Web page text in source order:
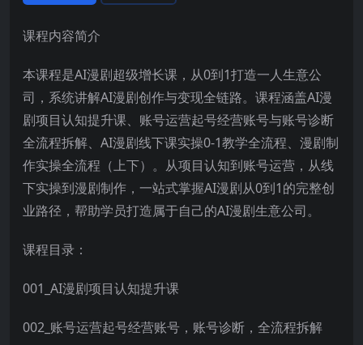
课程内容简介
本课程是AI漫剧超级增长课，从0到1打造一人生意公
司，系统讲解AI漫剧创作与变现全链路。课程涵盖AI漫
剧项目认知提升课、账号运营起号经营账号与账号诊断
全流程拆解、AI漫剧线下课实操0-1教学全流程、漫剧制
作实操全流程（上下）。从项目认知到账号运营，从线
下实操到漫剧制作，一站式掌握AI漫剧从0到1的完整创
业路径，帮助学员打造属于自己的AI漫剧生意公司。
课程目录：
001_AI漫剧项目认知提升课
002_账号运营起号经营账号，账号诊断，全流程拆解